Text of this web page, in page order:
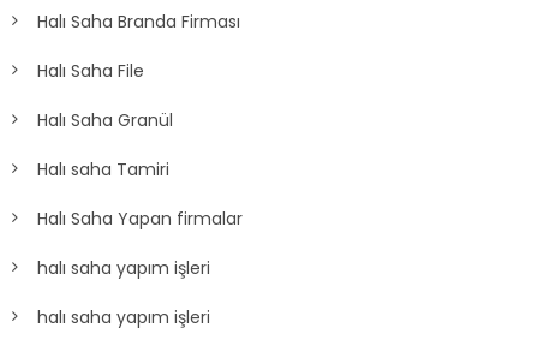
Halı Saha Branda Firması
Halı Saha File
Halı Saha Granül
Halı saha Tamiri
Halı Saha Yapan firmalar
halı saha yapım işleri
halı saha yapım işleri